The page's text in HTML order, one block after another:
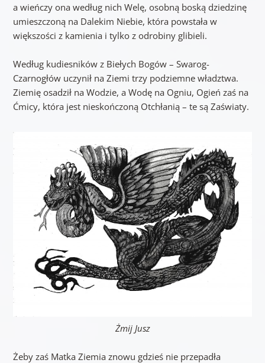
a wieńczy ona według nich Welę, osobną boską dziedzinę
umieszczoną na Dalekim Niebie, która powstała w
większości z kamienia i tylko z odrobiny glibieli.
Według kudiesników z Biełych Bogów – Swarog-
Czarnogłów uczynił na Ziemi trzy podziemne władztwa.
Ziemię osadził na Wodzie, a Wodę na Ogniu, Ogień zaś na
Ćmicy, która jest nieskończoną Otchłanią – te są Zaświaty.
Żmij Jusz
Żeby zaś Matka Ziemia znowu gdzieś nie przepadła